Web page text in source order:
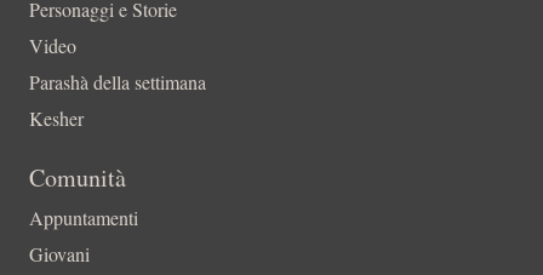
Personaggi e Storie
Video
Parashà della settimana
Kesher
Comunità
Appuntamenti
Giovani